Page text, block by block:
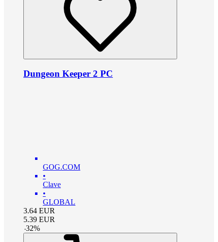
Dungeon Keeper 2 PC
GOG.COM
•
Clave
•
GLOBAL
3.64 EUR
5.39 EUR
-32%